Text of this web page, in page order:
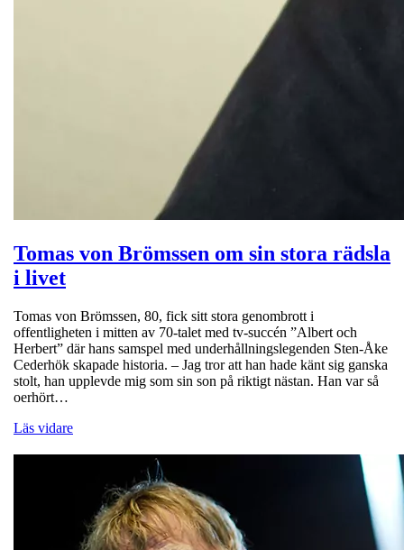
Tomas von Brömssen om sin stora rädsla
i livet
Tomas von Brömssen, 80, fick sitt stora genombrott i
offentligheten i mitten av 70-talet med tv-succén ”Albert och
Herbert” där hans samspel med underhållningslegenden Sten-Åke
Cederhök skapade historia. ­– Jag tror att han hade känt sig ganska
stolt, han upplevde mig som sin son på riktigt nästan. Han var så
oerhört…
Läs vidare